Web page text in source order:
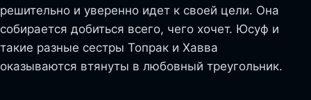
решительно и уверенно идет к своей цели. Она
собирается добиться всего, чего хочет. Юсуф и
такие разные сестры Топрак и Хавва
оказываются втянуты в любовный треугольник.